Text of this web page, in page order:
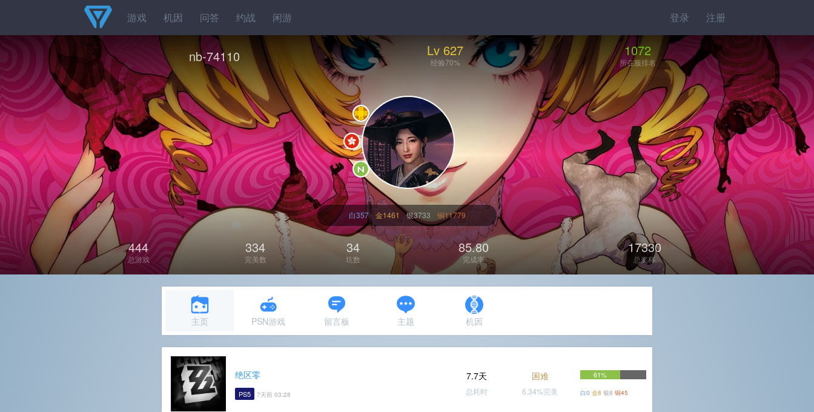
登录 注册
游戏 机因 问答 约战 闲游
nb-74110 Lv 627
经验70%
1072
所在服排名
白357 金1461 银3733 铜11779
444
总游戏
334
完美数
34
坑数
85.80
完成率
17330
总奖杯
主页 PSN游戏 留言板 主题 机因
绝区零
PS5 7天前 03:28
7.7天
总耗时
困难
6.34%完美
61%
白0 金8 银8 铜45